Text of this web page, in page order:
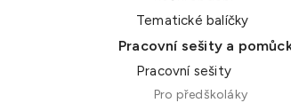
Tematické balíčky
Pracovní sešity a
Pracovní sešity
Pro předškoláky